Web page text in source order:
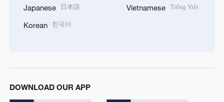
Japanese 日本語
Korean 한국어
Vietnamese Tiếng Việt
DOWNLOAD OUR APP